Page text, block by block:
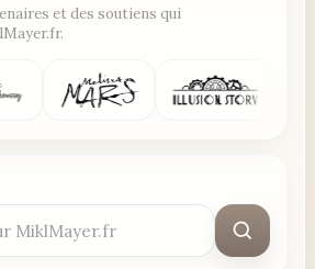
et des soutiens qui